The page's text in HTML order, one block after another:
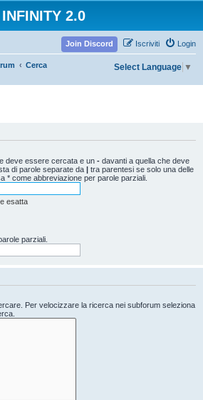
INFINITY 2.0
Login
Iscriviti
Join Discord
Cerca Select Language ▼
deve essere cercata e un - davanti a quella che deve
di parole separate da | tra parentesi se solo una delle
* come abbreviazione per parole parziali.
esatta
parziali.
Per velocizzare la ricerca nei subforum seleziona